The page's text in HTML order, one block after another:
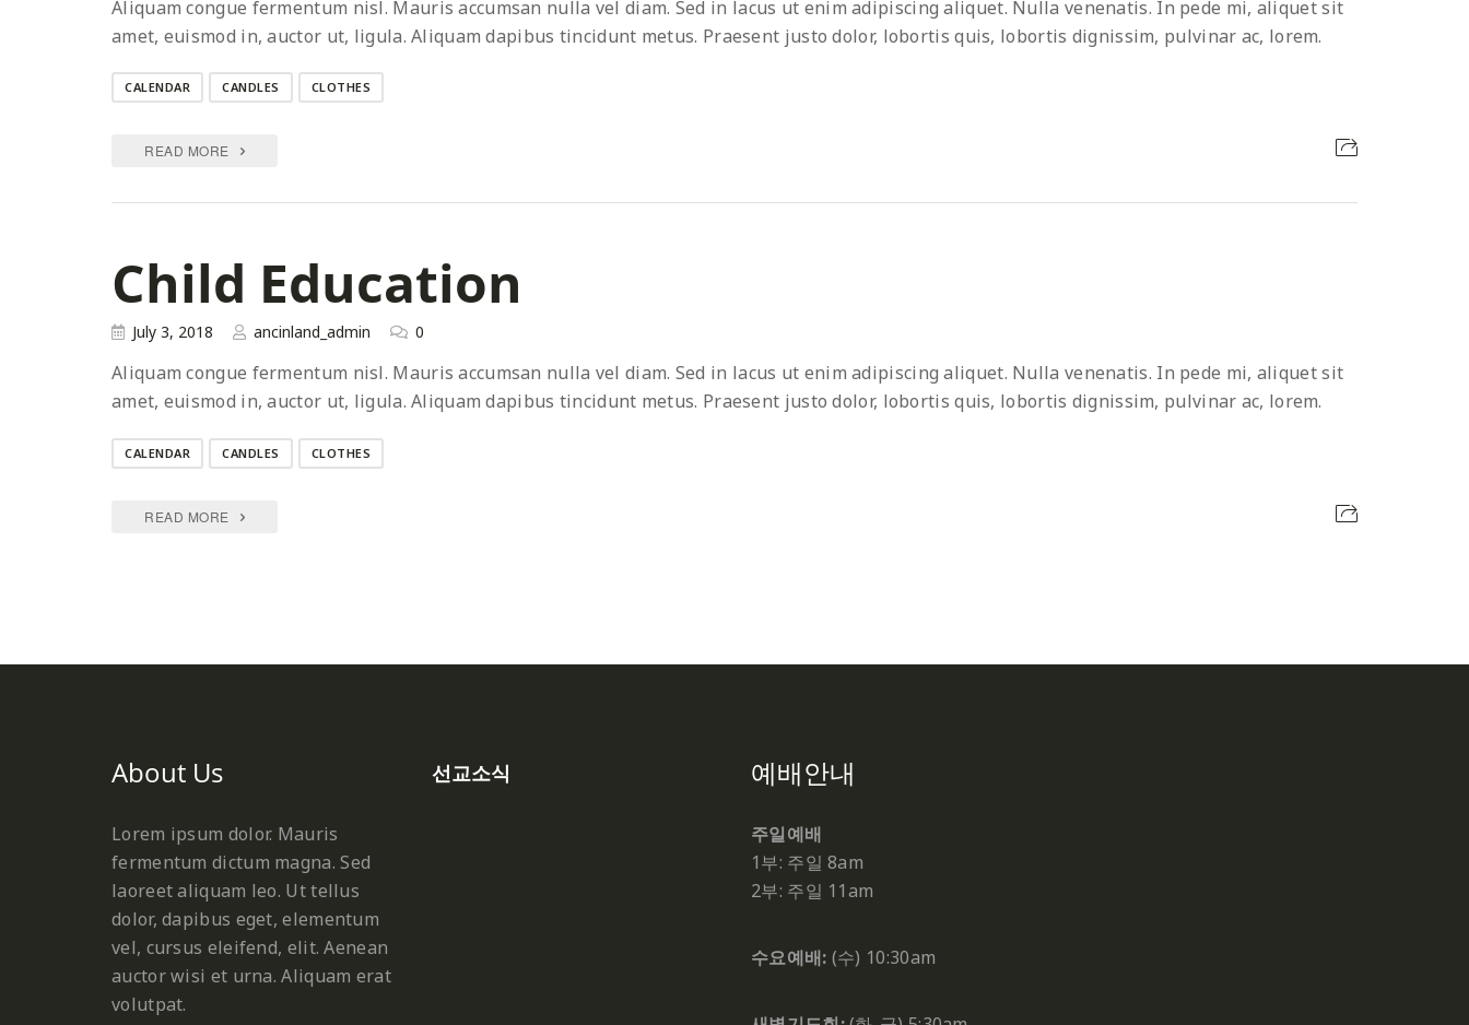
Aliquam congue fermentum nisl. Mauris accumsan nulla vel diam. Sed in lacus ut enim adipiscing aliquet. Nulla venenatis. In pede mi, aliquet sit
amet, euismod in, auctor ut, ligula. Aliquam dapibus tincidunt metus. Praesent justo dolor, lobortis quis, lobortis dignissim, pulvinar ac, lorem.
CALENDAR CANDLES CLOTHES
READ MORE
Child Education
July 3, 2018 ancinland_admin 0
Aliquam congue fermentum nisl. Mauris accumsan nulla vel diam. Sed in lacus ut enim adipiscing aliquet. Nulla venenatis. In pede mi, aliquet sit
amet, euismod in, auctor ut, ligula. Aliquam dapibus tincidunt metus. Praesent justo dolor, lobortis quis, lobortis dignissim, pulvinar ac, lorem.
CALENDAR CANDLES CLOTHES
READ MORE
About Us
Lorem ipsum dolor. Mauris
fermentum dictum magna. Sed
laoreet aliquam leo. Ut tellus
dolor, dapibus eget, elementum
vel, cursus eleifend, elit. Aenean
auctor wisi et urna. Aliquam erat
volutpat.
선교소식 예배안내
주일예배
1부: 주일 8am
2부: 주일 11am
수요예배: (수) 10:30am